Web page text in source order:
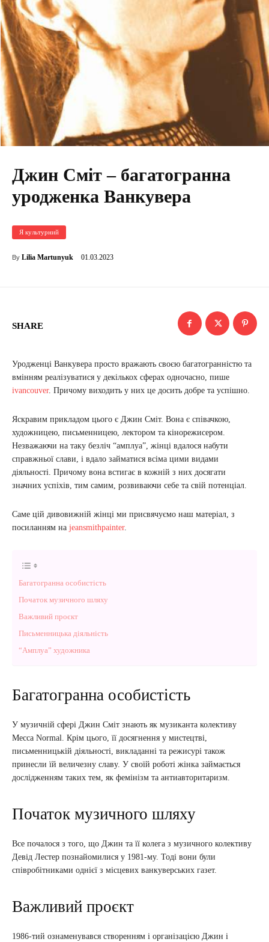
Джин Сміт – багатогранна
уродженка Ванкувера
Я культурний
By Lilia Martunyuk 01.03.2023
SHARE
Уродженці Ванкувера просто вражають своєю багатогранністю та
вмінням реалізуватися у декількох сферах одночасно, пише
ivancouver. Причому виходить у них це досить добре та успішно.
Яскравим прикладом цього є Джин Сміт. Вона є співачкою,
художницею, письменницею, лектором та кінорежисером.
Незважаючи на таку безліч “амплуа”, жінці вдалося набути
справжньої слави, і вдало займатися всіма цими видами
діяльності. Причому вона встигає в кожній з них досягати
значних успіхів, тим самим, розвиваючи себе та свій потенціал.
Саме цій дивовижній жінці ми присвячуємо наш матеріал, з
посиланням на jeansmithpainter.
Багатогранна особистість
Початок музичного шляху
Важливий проєкт
Письменницька діяльність
“Амплуа” художника
Багатогранна особистість
У музичній сфері Джин Сміт знають як музиканта колективу
Mecca Normal. Крім цього, її досягнення у мистецтві,
письменницькій діяльності, викладанні та режисурі також
принесли їй величезну славу. У своїй роботі жінка займається
дослідженням таких тем, як фемінізм та антиавторитаризм.
Початок музичного шляху
Все почалося з того, що Джин та її колега з музичного колективу
Девід Лестер познайомилися у 1981-му. Тоді вони були
співробітниками однієї з місцевих ванкуверських газет.
Важливий проєкт
1986-тий ознаменувався створенням і організацією Джин і